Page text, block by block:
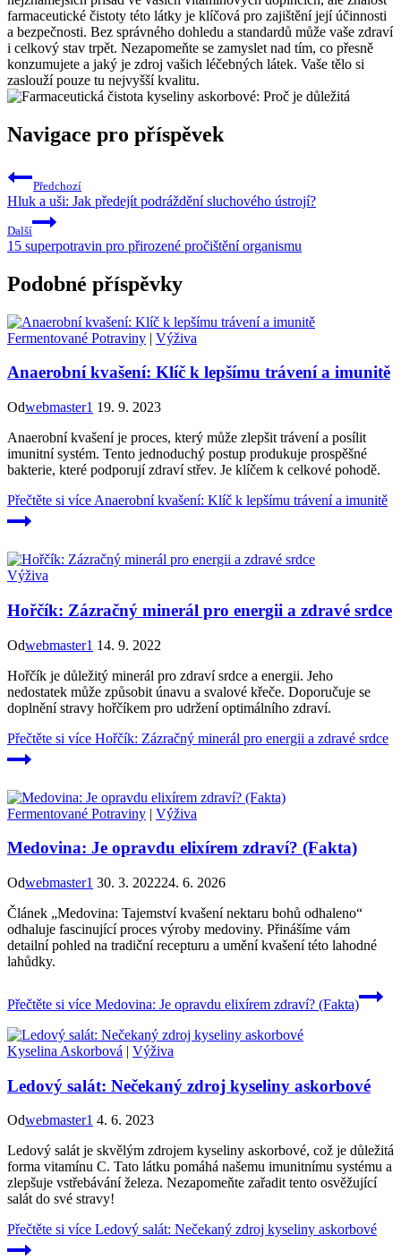
farmaceutické čistoty této látky je klíčová pro zajištění její účinnosti
a bezpečnosti. Bez správného dohledu a standardů může vaše zdraví
i celkový stav trpět. Nezapomeňte se zamyslet nad tím, co přesně
konzumujete a jaký je zdroj vašich léčebných látek. Vaše tělo si
zaslouží pouze tu nejvyšší kvalitu.
Navigace pro příspěvek
Předchozí
Hluk a uši: Jak předejít podráždění sluchového ústrojí?
Další
15 superpotravin pro přirozené pročištění organismu
Podobné příspěvky
Fermentované Potraviny | Výživa
Anaerobní kvašení: Klíč k lepšímu trávení a imunitě
Odwebmaster1 19. 9. 2023
Anaerobní kvašení je proces, který může zlepšit trávení a posílit
imunitní systém. Tento jednoduchý postup produkuje prospěšné
bakterie, které podporují zdraví střev. Je klíčem k celkové pohodě.
Přečtěte si více Anaerobní kvašení: Klíč k lepšímu trávení a imunitě
Výživa
Hořčík: Zázračný minerál pro energii a zdravé srdce
Odwebmaster1 14. 9. 2022
Hořčík je důležitý minerál pro zdraví srdce a energii. Jeho
nedostatek může způsobit únavu a svalové křeče. Doporučuje se
doplnění stravy hořčíkem pro udržení optimálního zdraví.
Přečtěte si více Hořčík: Zázračný minerál pro energii a zdravé srdce
Fermentované Potraviny | Výživa
Medovina: Je opravdu elixírem zdraví? (Fakta)
Odwebmaster1 30. 3. 202224. 6. 2026
Článek „Medovina: Tajemství kvašení nektaru bohů odhaleno“
odhaluje fascinující proces výroby medoviny. Přinášíme vám
detailní pohled na tradiční recepturu a umění kvašení této lahodné
lahůdky.
Přečtěte si více Medovina: Je opravdu elixírem zdraví? (Fakta)
Kyselina Askorbová | Výživa
Ledový salát: Nečekaný zdroj kyseliny askorbové
Odwebmaster1 4. 6. 2023
Ledový salát je skvělým zdrojem kyseliny askorbové, což je důležitá
forma vitamínu C. Tato látku pomáhá našemu imunitnímu systému a
zlepšuje vstřebávání železa. Nezapomeňte zařadit tento osvěžující
salát do své stravy!
Přečtěte si více Ledový salát: Nečekaný zdroj kyseliny askorbové